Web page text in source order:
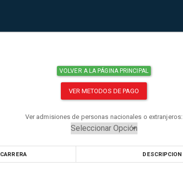
VOLVER A LA PÁGINA PRINCIPAL
VER METODOS DE PAGO
Ver admisiones de personas nacionales o extranjeros:
CARRERA DESCRIPCION